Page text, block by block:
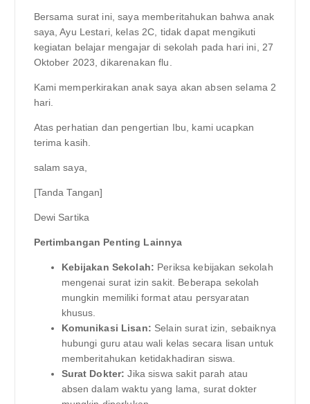
Bersama surat ini, saya memberitahukan bahwa anak
saya, Ayu Lestari, kelas 2C, tidak dapat mengikuti
kegiatan belajar mengajar di sekolah pada hari ini, 27
Oktober 2023, dikarenakan flu.
Kami memperkirakan anak saya akan absen selama 2
hari.
Atas perhatian dan pengertian Ibu, kami ucapkan
terima kasih.
salam saya,
[Tanda Tangan]
Dewi Sartika
Pertimbangan Penting Lainnya
Kebijakan Sekolah: Periksa kebijakan sekolah
mengenai surat izin sakit. Beberapa sekolah
mungkin memiliki format atau persyaratan
khusus.
Komunikasi Lisan: Selain surat izin, sebaiknya
hubungi guru atau wali kelas secara lisan untuk
memberitahukan ketidakhadiran siswa.
Surat Dokter: Jika siswa sakit parah atau
absen dalam waktu yang lama, surat dokter